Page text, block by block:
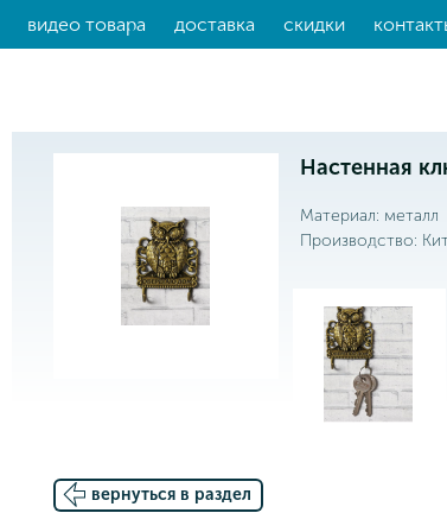
видео товара доставка скидки
Настенная
Материал: металл
Производство:
вернуться в раздел